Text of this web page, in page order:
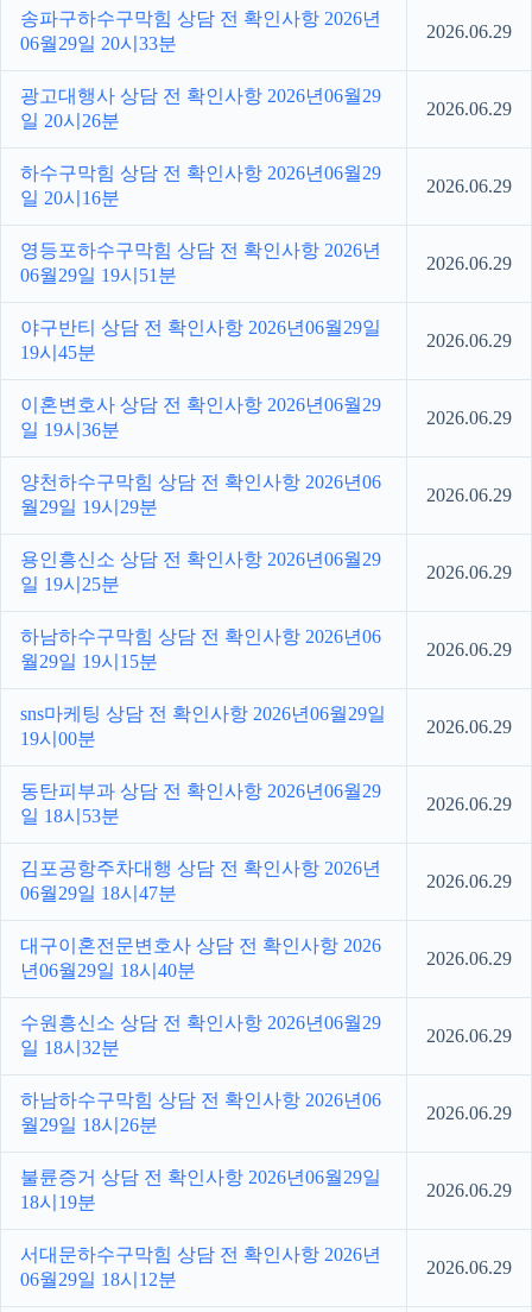
송파구하수구막힘 상담 전 확인사항 2026년
06월29일 20시33분
2026.06.29
광고대행사 상담 전 확인사항 2026년06월29
일 20시26분
2026.06.29
하수구막힘 상담 전 확인사항 2026년06월29
일 20시16분
2026.06.29
영등포하수구막힘 상담 전 확인사항 2026년
06월29일 19시51분
2026.06.29
야구반티 상담 전 확인사항 2026년06월29일
19시45분
2026.06.29
이혼변호사 상담 전 확인사항 2026년06월29
일 19시36분
2026.06.29
양천하수구막힘 상담 전 확인사항 2026년06
월29일 19시29분
2026.06.29
용인흥신소 상담 전 확인사항 2026년06월29
일 19시25분
2026.06.29
하남하수구막힘 상담 전 확인사항 2026년06
월29일 19시15분
2026.06.29
sns마케팅 상담 전 확인사항 2026년06월29일
19시00분
2026.06.29
동탄피부과 상담 전 확인사항 2026년06월29
일 18시53분
2026.06.29
김포공항주차대행 상담 전 확인사항 2026년
06월29일 18시47분
2026.06.29
대구이혼전문변호사 상담 전 확인사항 2026
년06월29일 18시40분
2026.06.29
수원흥신소 상담 전 확인사항 2026년06월29
일 18시32분
2026.06.29
하남하수구막힘 상담 전 확인사항 2026년06
월29일 18시26분
2026.06.29
불륜증거 상담 전 확인사항 2026년06월29일
18시19분
2026.06.29
서대문하수구막힘 상담 전 확인사항 2026년
06월29일 18시12분
2026.06.29